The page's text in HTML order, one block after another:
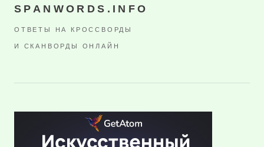
SPANWORDS.INFO
ОТВЕТЫ НА КРОССВОРДЫ
И СКАНВОРДЫ ОНЛАЙН